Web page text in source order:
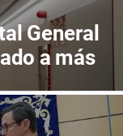
General
a más